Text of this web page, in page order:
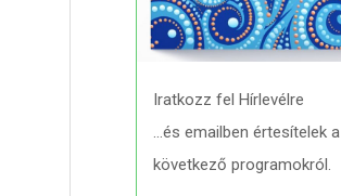
Iratkozz fel Hírlevélre
…és emailben értesítelek a
következő programokról.